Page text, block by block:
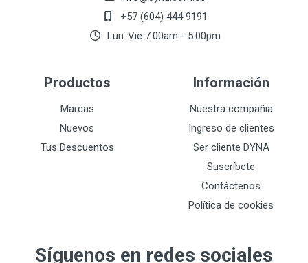
+57 (604) 444 9191
Lun-Vie 7:00am - 5:00pm
Productos
Marcas
Nuevos
Tus Descuentos
Información
Nuestra compañia
Ingreso de clientes
Ser cliente DYNA
Suscríbete
Contáctenos
Política de cookies
Síguenos en redes sociales